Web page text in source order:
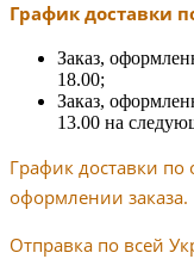
График доставки
Заказ,
18.00;
Заказ,
13.00 на
График доставки по
оформлении заказа.
Отправка по всей